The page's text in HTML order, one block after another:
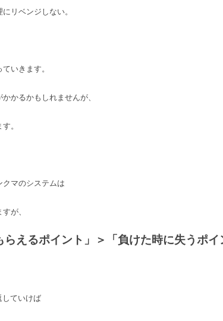
リベンジしない。
いきます。
かるかもしれませんが、
。
クマのシステムは
が、
らえるポイント」＞「負けた時に失うポイ
していけば